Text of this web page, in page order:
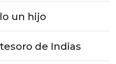
un hijo
de Indias